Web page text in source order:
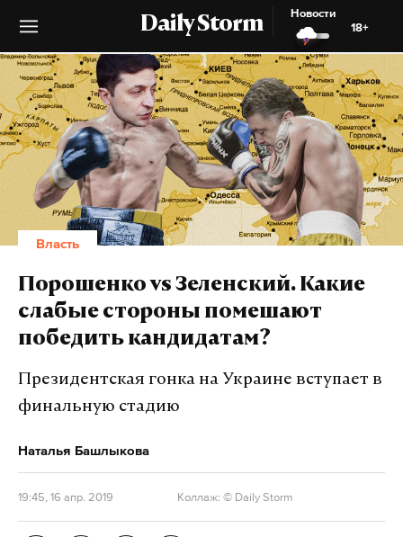
Daily Storm
Новости
18+
Власть
Порошенко vs Зеленский. Какие
слабые стороны помешают
победить кандидатам?
Президентская гонка на Украине вступает в
финальную стадию
Наталья Башлыкова
19:45, 16 апр. 2019 Коллаж: © Daily Storm